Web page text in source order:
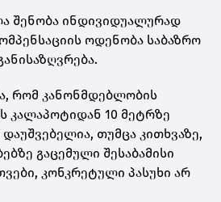
შენობა ინდივიდუალურად
ოდენობა საბაზრო
რომ კანონმდებლობის
კალაპოტიდან 10 მეტრზე
თუმცა კითხვაზე,
გაცემული შესაბამისი
კონკრეტული პასუხი არ